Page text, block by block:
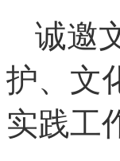
诚邀
护、文
实践工